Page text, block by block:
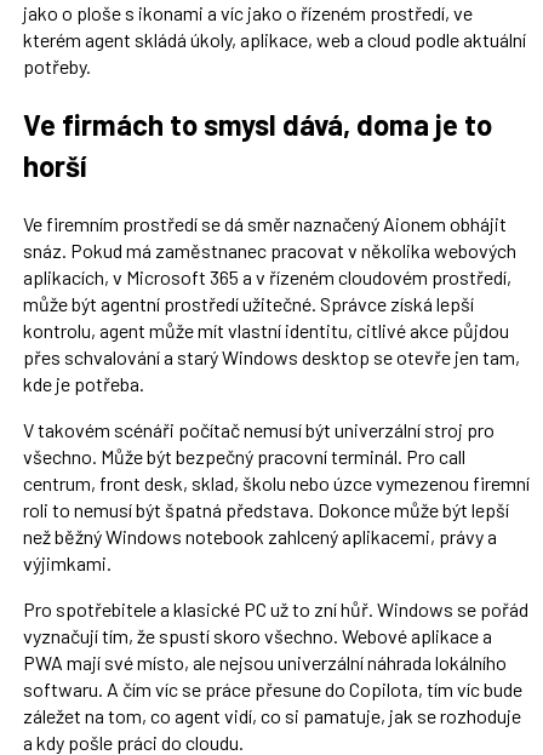
jako o ploše s ikonami a víc jako o řízeném prostředí, ve
kterém agent skládá úkoly, aplikace, web a cloud podle aktuální
potřeby.
Ve firmách to smysl dává, doma je to
horší
Ve firemním prostředí se dá směr naznačený Aionem obhájit
snáz. Pokud má zaměstnanec pracovat v několika webových
aplikacích, v Microsoft 365 a v řízeném cloudovém prostředí,
může být agentní prostředí užitečné. Správce získá lepší
kontrolu, agent může mít vlastní identitu, citlivé akce půjdou
přes schvalování a starý Windows desktop se otevře jen tam,
kde je potřeba.
V takovém scénáři počítač nemusí být univerzální stroj pro
všechno. Může být bezpečný pracovní terminál. Pro call
centrum, front desk, sklad, školu nebo úzce vymezenou firemní
roli to nemusí být špatná představa. Dokonce může být lepší
než běžný Windows notebook zahlcený aplikacemi, právy a
výjimkami.
Pro spotřebitele a klasické PC už to zní hůř. Windows se pořád
vyznačují tím, že spustí skoro všechno. Webové aplikace a
PWA mají své místo, ale nejsou univerzální náhrada lokálního
softwaru. A čím víc se práce přesune do Copilota, tím víc bude
záležet na tom, co agent vidí, co si pamatuje, jak se rozhoduje
a kdy pošle práci do cloudu.